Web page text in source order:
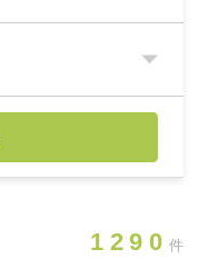
1290 件